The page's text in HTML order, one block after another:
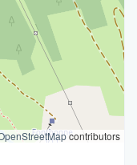
contributors